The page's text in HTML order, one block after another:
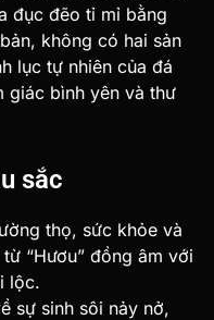
đục đẽo tỉ mỉ bằng
không có hai sản
lục tự nhiên của đá
giác bình yên và thư
sắc
thọ, sức khỏe và
“Hươu” đồng âm với
lộc.
sự sinh sôi nảy nở,